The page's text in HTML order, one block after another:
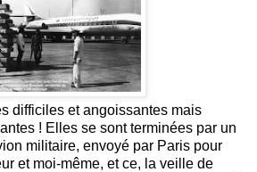
difficiles et angoissantes mais
! Elles se sont terminées par un
militaire, envoyé par Paris pour
et moi-même, et ce, la veille de